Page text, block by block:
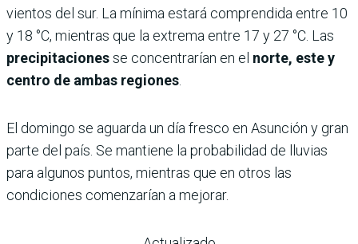
vientos del sur. La mínima estará comprendida entre 10
y 18 °C, mientras que la extrema entre 17 y 27 °C. Las
precipitacionesse concentrarían en el norte, este y
centro de ambas regiones
El domingo se aguarda un día fresco en Asunción y gran
parte del país. Se mantiene la probabilidad de lluvias
para algunos puntos, mientras que en otros las
condiciones comenzarían a mejorar.